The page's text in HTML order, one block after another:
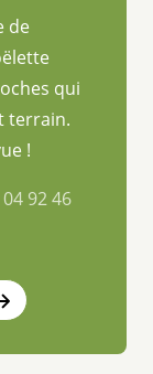
de
qui
terrain.
!
04 92 46